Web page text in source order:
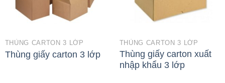
THÙNG CARTON 3 LỚP
Thùng giấy carton 3 lớp
THÙNG CARTON 3 LỚP
Thùng giấy carton xuất
nhập khẩu 3 lớp